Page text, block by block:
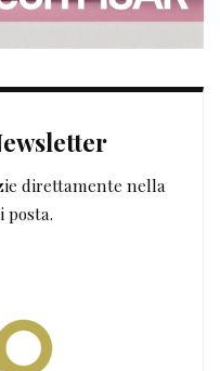
direttamente nella
posta.